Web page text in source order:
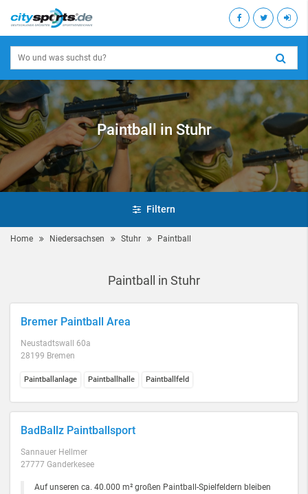
Paintball in Stuhr
Filtern
Home Niedersachsen Stuhr Paintball
Paintball in Stuhr
Bremer Paintball Area
Neustadtswall 60a
28199 Bremen
Paintballanlage Paintballhalle Paintballfeld
BadBallz Paintballsport
Sannauer Hellmer
27777 Ganderkesee
Auf unseren ca. 40.000 m² großen Paintball-Spielfeldern bleiben